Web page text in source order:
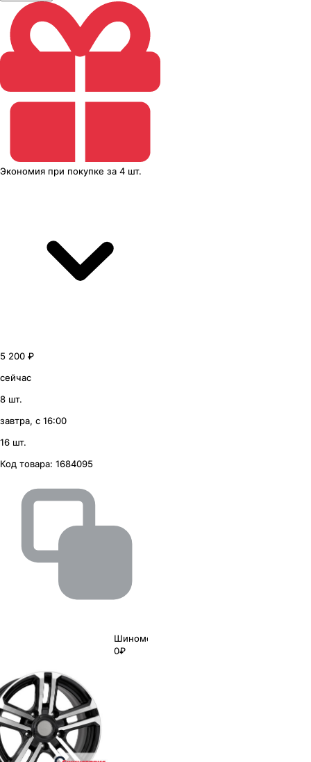
Экономия при покупке за 4 шт.
5 200 ₽
сейчас
8 шт.
завтра, с 16:00
16 шт.
Код товара: 1684095
Шиномонтаж
0₽